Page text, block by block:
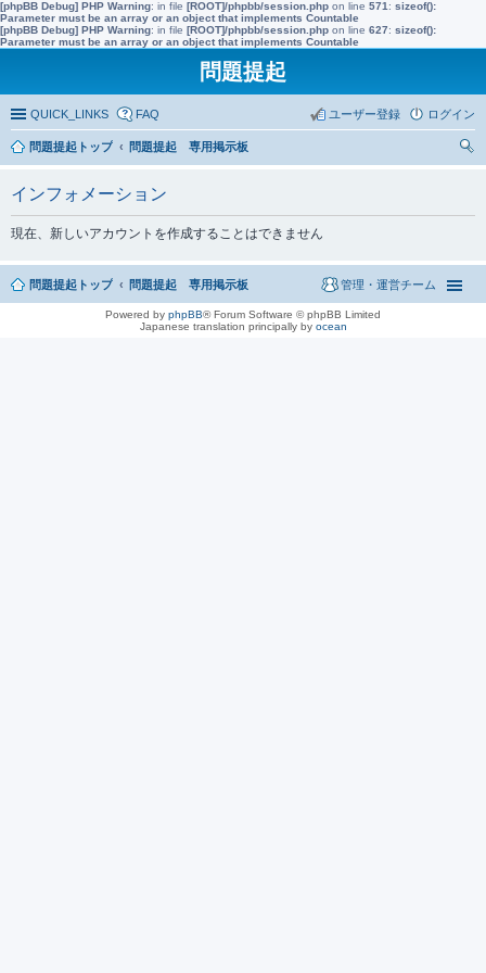
[phpBB Debug] PHP Warning: in file [ROOT]/phpbb/session.php on line 571 : sizeof():
Parameter must be an array or an object that implements Countable
[phpBB Debug] PHP Warning: in file [ROOT]/phpbb/session.php on line 627: sizeof():
Parameter must be an array or an object that implements Countable
問題提起
QUICK_LINKS FAQ ログイン
ユーザー登録
問題提起トップ
問題提起 専用掲示板
インフォメーション
現在、新しいアカウントを作成することはできません
問題提起トップ 問題提起 専用掲示板 管理・運営チーム
Powered by phpBB® Forum Software © phpBB Limited
Japanese translation principally by ocean